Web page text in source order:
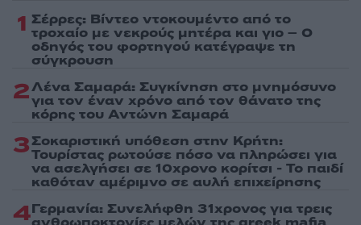
1 Σέρρες: Βίντεο ντοκουμέντο από το
τροχαίο με νεκρούς μητέρα και γιο – Ο
οδηγός του φορτηγού κατέγραψε τη
σύγκρουση
2Λένα Σαμαρά: Συγκίνηση στο μνημόσυνο
για τον έναν χρόνο από τον θάνατο της
κόρης του Αντώνη Σαμαρά
3Σοκαριστική υπόθεση στην Κρήτη:
Τουρίστας ρωτούσε πόσο να πληρώσει για
να ασελγήσει σε 10χρονο κορίτσι - Το παιδί
καθόταν αμέριμνο σε αυλή επιχείρησης
4Γερμανία: Συνελήφθη 31χρονος για τρεις